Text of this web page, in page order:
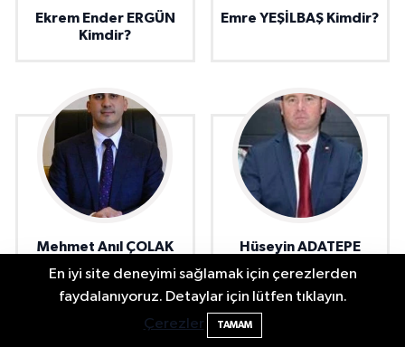
Ekrem Ender ERGÜN
Kimdir?
Emre YEŞİLBAŞ Kimdir?
Mehmet Anıl ÇOLAK
Hüseyin ADATEPE
En iyi site deneyimi sağlamak için çerezlerden
faydalanıyoruz. Detaylar için lütfen tıklayın.
Çerezler
TAMAM
Bartın Adliyesi'nde Yangın! Bina Tahliye